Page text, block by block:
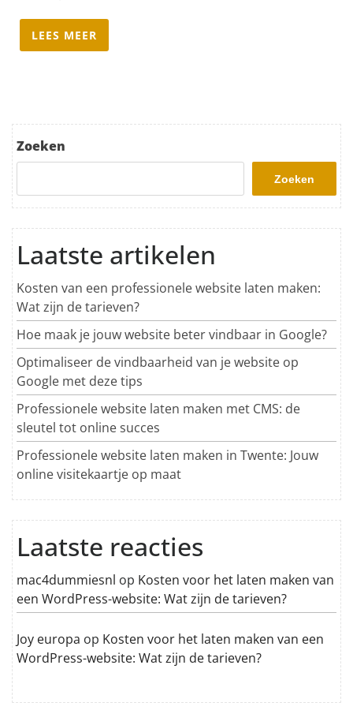
LEES MEER
Zoeken
Zoeken
Laatste artikelen
Kosten van een professionele website laten maken:
Wat zijn de tarieven?
Hoe maak je jouw website beter vindbaar in Google?
Optimaliseer de vindbaarheid van je website op
Google met deze tips
Professionele website laten maken met CMS: de
sleutel tot online succes
Professionele website laten maken in Twente: Jouw
online visitekaartje op maat
Laatste reacties
mac4dummiesnl op Kosten voor het laten maken van
een WordPress-website: Wat zijn de tarieven?
Joy europa op Kosten voor het laten maken van een
WordPress-website: Wat zijn de tarieven?